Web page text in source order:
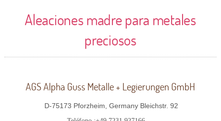
Aleaciones madre para metales
preciosos
AGS Alpha Guss Metalle + Legierungen GmbH
D-75173 Pforzheim, Germany Bleichstr. 92